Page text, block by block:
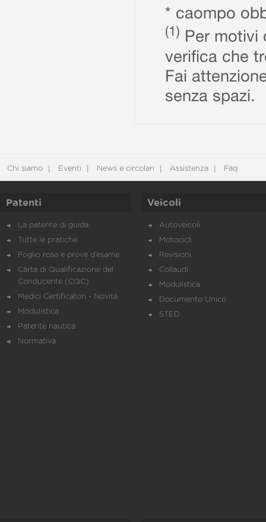
* caompo
(1) Per motivi
verifica che
Fai
senza spazi.
Chi siamo Eventi News e circolari Assistenza Faq
Patenti
La patente di guida
Tutte le pratiche
Foglio rosa e prove d’esame
Carta di Qualificazione del
Conducente (CQC)
Medici Certificatori - Novità
Modulistica
Patente nautica
Normativa
Veicoli
Autoveicoli
Motocicli
Revisioni
Collaudi
Modulistica
Documento Unico
STED